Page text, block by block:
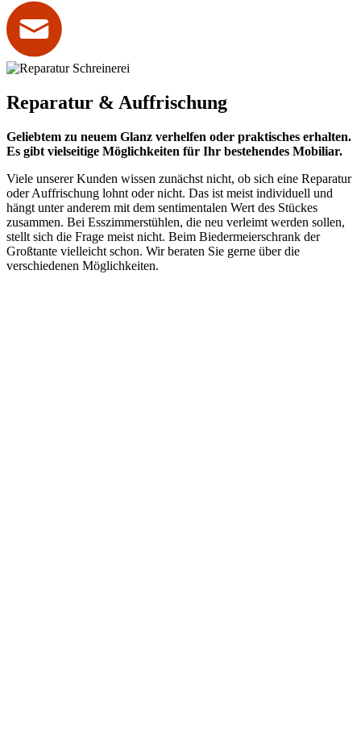
Reparatur & Auffrischung
Geliebtem zu neuem Glanz verhelfen oder praktisches erhalten.
Es gibt vielseitige Möglichkeiten für Ihr bestehendes Mobiliar.
Viele unserer Kunden wissen zunächst nicht, ob sich eine Reparatur
oder Auffrischung lohnt oder nicht. Das ist meist individuell und
hängt unter anderem mit dem sentimentalen Wert des Stückes
zusammen. Bei Esszimmerstühlen, die neu verleimt werden sollen,
stellt sich die Frage meist nicht. Beim Biedermeierschrank der
Großtante vielleicht schon. Wir beraten Sie gerne über die
verschiedenen Möglichkeiten.